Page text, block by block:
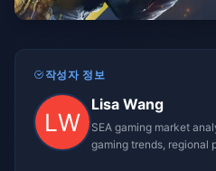
작성자 정보
Lisa Wang
SEA gaming market
gaming trends, regional